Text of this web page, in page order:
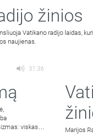
žinios
Vatikano radijo laidas,
naujienas.
31:36
viskas
Marijos